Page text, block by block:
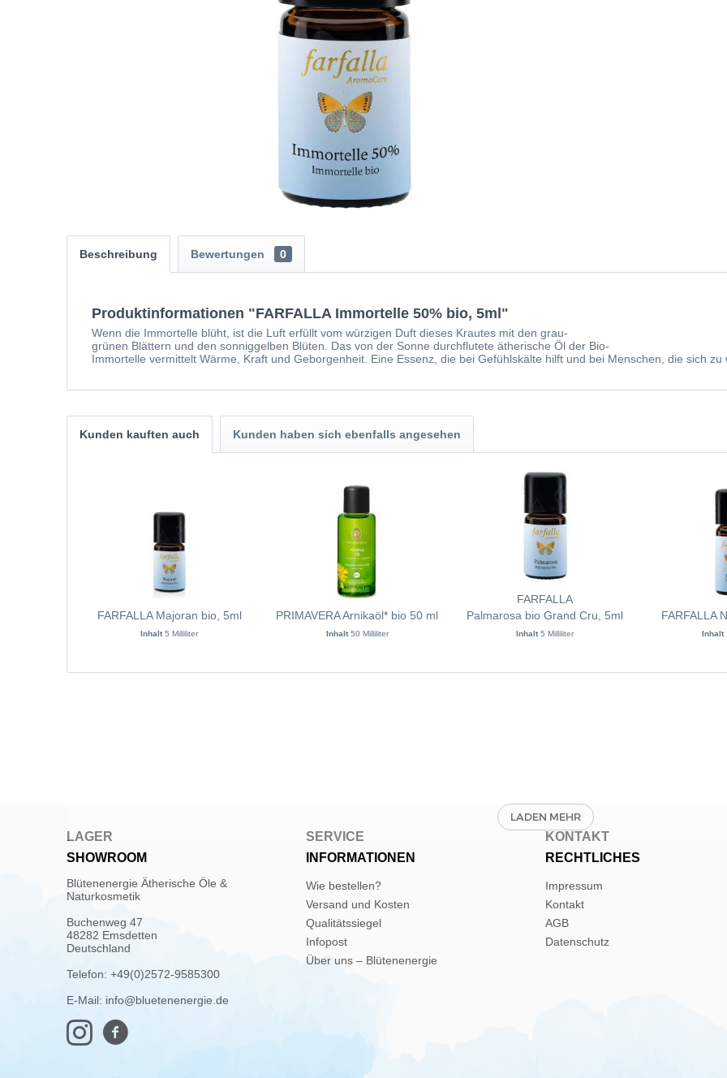
Beschreibung Bewertungen 0
Produktinformationen "FARFALLA Immortelle 50% bio, 5ml"
Wenn die Immortelle blüht, ist die Luft erfüllt vom würzigen Duft dieses Krautes mit den grau-
grünen Blättern und den sonniggelben Blüten. Das von der Sonne durchflutete ätherische Öl der Bio-
Immortelle vermittelt Wärme, Kraft und Geborgenheit. Eine Essenz, die bei Gefühlskälte hilft und bei Menschen, die sich
Kunden kauften auch Kunden haben sich ebenfalls angesehen
FARFALLA Majoran bio, 5ml
Inhalt5 Milliliter
PRIMAVERA Arnikaöl* bio 50 ml
Inhalt 50 Milliliter
FARFALLA
Palmarosa bio Grand Cru, 5ml
Inhalt5 Milliliter
FARFALLA
Inhalt
LAGER
SHOWROOM
Blütenenergie Ätherische Öle &
Naturkosmetik
Buchenweg 47
48282 Emsdetten
Deutschland
Telefon: +49(0)2572-9585300
E-Mail: info@bluetenenergie.de
SERVICE
INFORMATIONEN
Wie bestellen?
Versand und Kosten
Qualitätssiegel
Infopost
Über uns – Blütenenergie
KONTAKT
RECHTLICHES
Impressum
Kontakt
AGB
Datenschutz